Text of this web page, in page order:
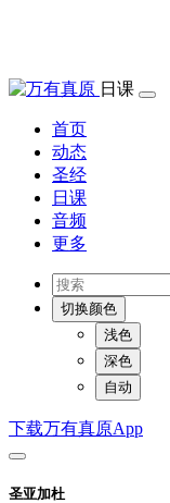
日课
首页
动态
圣经
日课
音频
更多
切换颜色
浅色
深色
自动
下载万有真原App
圣亚加杜